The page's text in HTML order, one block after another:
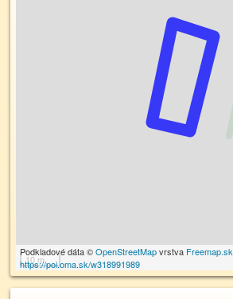
10 m
Podkladové dáta ©OpenStreetMapvrstva Freemap.sk
https://poi.oma.sk/w318991989